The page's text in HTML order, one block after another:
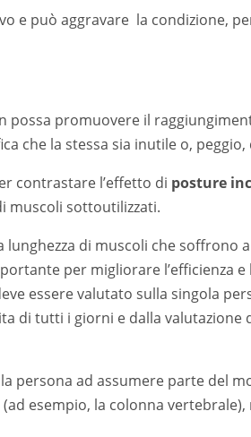
e può aggravare la condizione,
possa promuovere il
che la stessa sia inutile o, peggio,
contrastare l’effetto di posture
muscoli sottoutilizzati.
di muscoli che soffrono
per migliorare l’efficienza
essere valutato sulla singola
di tutti i giorni e dalla
persona ad assumere parte del
esempio, la colonna